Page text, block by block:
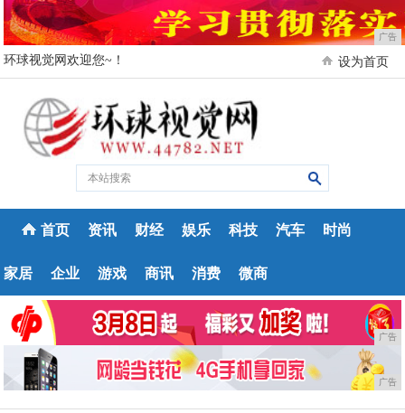
广告
环球视觉网欢迎您~！ 设为首页
首页 资讯 财经 娱乐 科技 汽车 时尚
家居 企业 游戏 商讯 消费 微商
广告
广告